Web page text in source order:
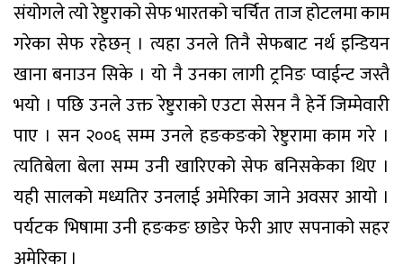
संयोगले त्यो रेष्टुराको सेफ भारतको चर्चित ताज होटलमा काम
गरेका सेफ रहेछन् । त्यहा उनले तिनै सेफबाट नर्थ इन्डियन
खाना बनाउन सिके । यो नै उनका लागी ट्रनिङ प्वाईन्ट जस्तै
भयो । पछि उनले उक्त रेष्टुराको एउटा सेसन नै हेर्ने जिम्मेवारी
पाए । सन २००६ सम्म उनले हङकङको रेष्टुरामा काम गरे ।
त्यतिबेला बेला सम्म उनी खारिएको सेफ बनिसकेका थिए ।
यही सालको मध्यतिर उनलाई अमेरिका जाने अवसर आयो ।
पर्यटक भिषामा उनी हङकङ छाडेर फेरी आए सपनाको सहर
अमेरिका ।